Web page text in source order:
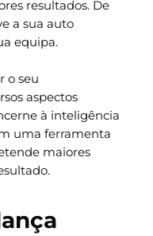
resultados. De
a sua auto
equipa.
o seu
aspectos
à inteligência
uma ferramenta
maiores